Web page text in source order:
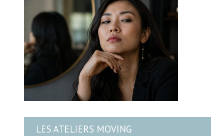
LES ATELIERS MOVING